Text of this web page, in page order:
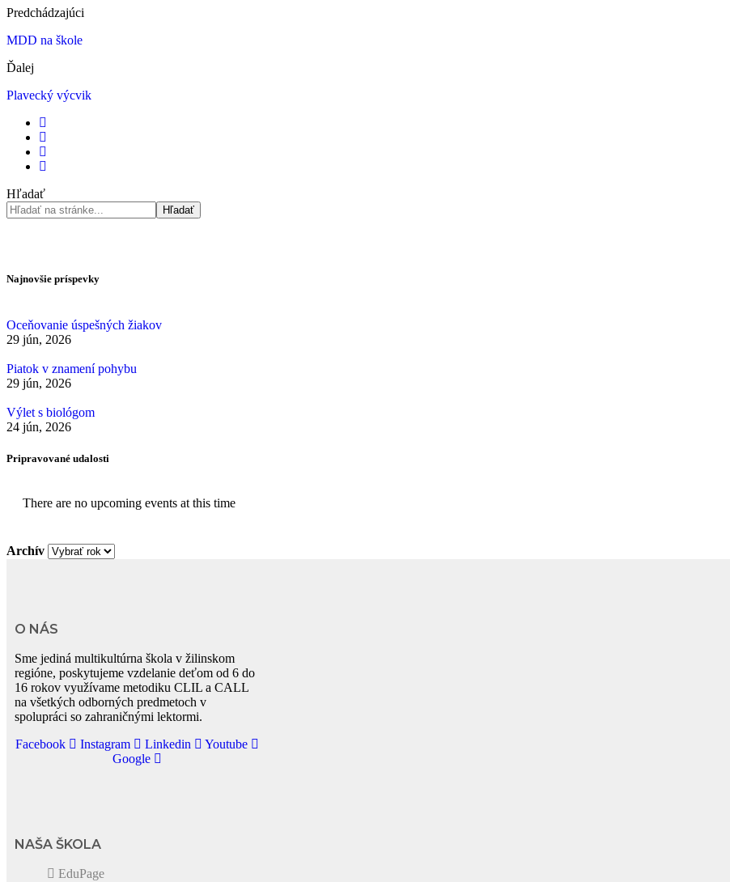
Predchádzajúci
MDD na škole
Ďalej
Plavecký výcvik
Hľadať
Hľadať
Najnovšie príspevky
Oceňovanie úspešných žiakov
29 jún, 2026
Piatok v znamení pohybu
29 jún, 2026
Výlet s biológom
24 jún, 2026
Pripravované udalosti
There are no upcoming events at this time
Archív
O NÁS
Sme jediná multikultúrna škola v žilinskom
regióne, poskytujeme vzdelanie deťom od 6 do
16 rokov využívame metodiku CLIL a CALL
na všetkých odborných predmetoch v
spolupráci so zahraničnými lektormi.
Facebook
Instagram Linkedin
Youtube
Google
NAŠA ŠKOLA
EduPage